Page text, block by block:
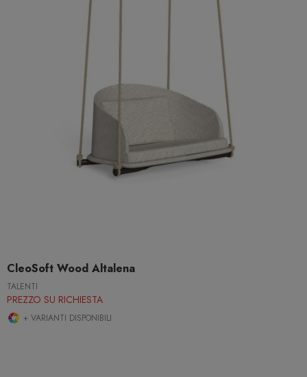
CleoSoft Wood Altalena
TALENTI
PREZZO SU RICHIESTA
+ VARIANTI DISPONIBILI